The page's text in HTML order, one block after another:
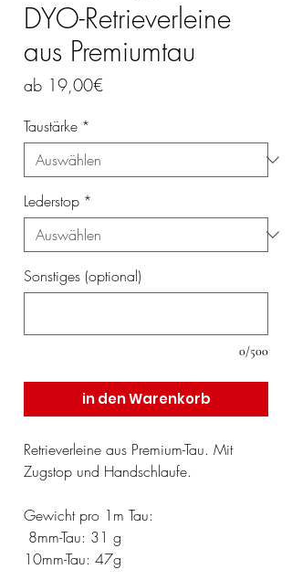
DYO-Retrieverleine
aus Premiumtau
ab 19,00€
Taustärke *
Lederstop *
Sonstiges (optional)
0/500
in den Warenkorb
Retrieverleine aus Premium-Tau. Mit
Zugstop und Handschlaufe.
Gewicht pro 1m Tau:
8mm-Tau: 31 g
10mm-Tau: 47g